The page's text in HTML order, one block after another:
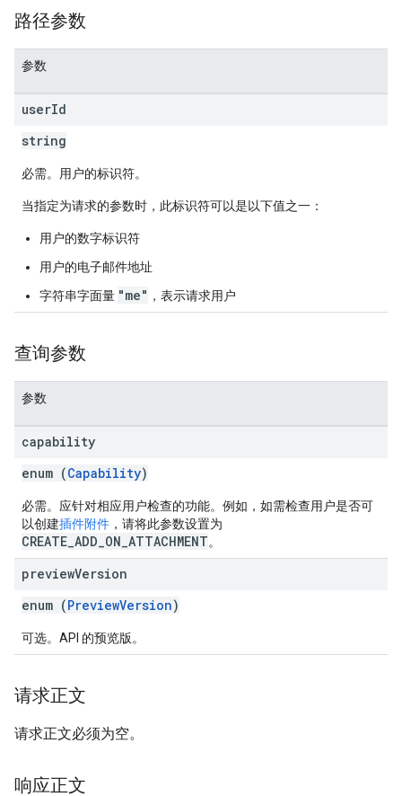
路径参数
参数
userId
string
必需。用户的标识符。
当指定为请求的参数时，此标识符可以是以下值之一：
用户的数字标识符
用户的电子邮件地址
字符串字面量 "me" ，表示请求用户
查询参数
参数
capability
enum (Capability)
必需。应针对相应用户检查的功能。例如，如需检查用户是否可
以创建插件附件 ，请将此参数设置为
CREATE_ADD_ON_ATTACHMENT。
previewVersion
enum (PreviewVersion)
可选。API 的预览版。
请求正文
请求正文必须为空。
响应正文